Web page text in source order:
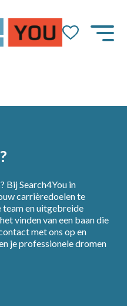
Bij Search4You in
carrièredoelen te
en uitgebreide
vinden van een baan die
met ons op en
je professionele dromen